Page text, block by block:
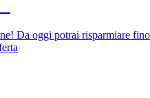
Da oggi potrai risparmiare fino